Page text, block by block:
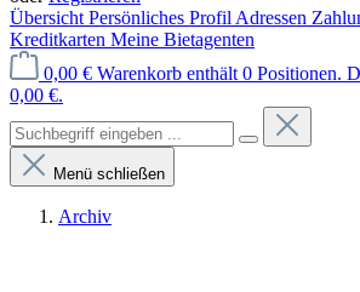
Übersicht Persönliches Profil Adressen
Kreditkarten Meine Bietagenten
0,00 € Warenkorb enthält 0 Positionen.
0,00 €.
Menü schließen
Archiv